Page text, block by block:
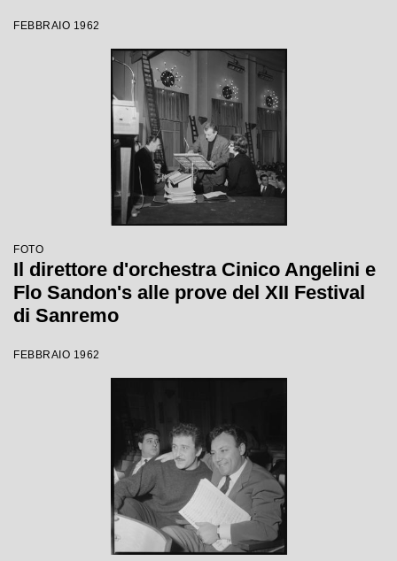
FEBBRAIO 1962
FOTO
Il direttore d'orchestra Cinico Angelini e
Flo Sandon's alle prove del XII Festival
di Sanremo
FEBBRAIO 1962